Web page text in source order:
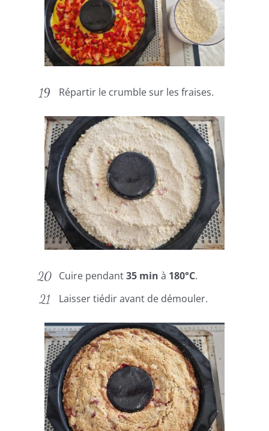
Répartir le crumble sur les fraises.
Cuire pendant35 min à 180°C.
Laisser tiédir avant de démouler.